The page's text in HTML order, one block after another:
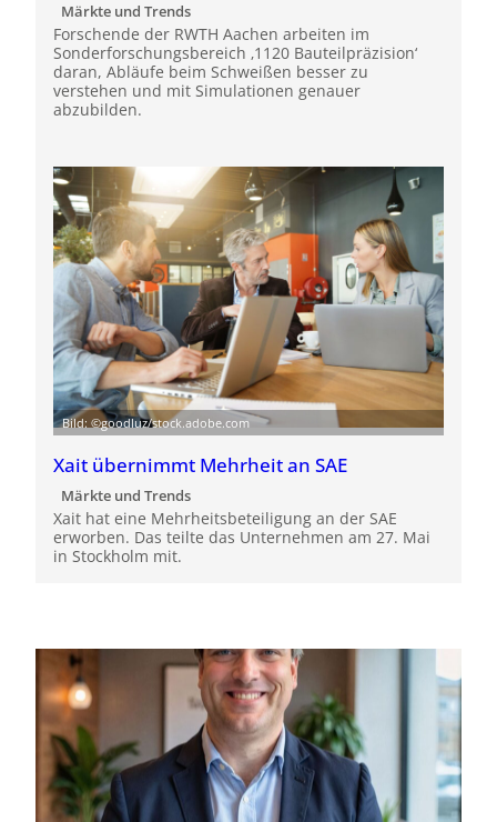
Märkte und Trends
Forschende der RWTH Aachen arbeiten im
Sonderforschungsbereich ‚1120 Bauteilpräzision‘
daran, Abläufe beim Schweißen besser zu
verstehen und mit Simulationen genauer
abzubilden.
Bild: ©goodluz/stock.adobe.com
Xait übernimmt Mehrheit an SAE
Märkte und Trends
Xait hat eine Mehrheitsbeteiligung an der SAE
erworben. Das teilte das Unternehmen am 27. Mai
in Stockholm mit.